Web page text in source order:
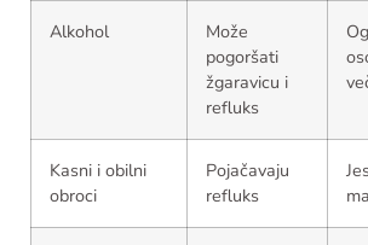
Alkohol
Može
pogoršati
žgaravicu i
refluks
Kasni i obilni
obroci
Pojačavaju
refluks